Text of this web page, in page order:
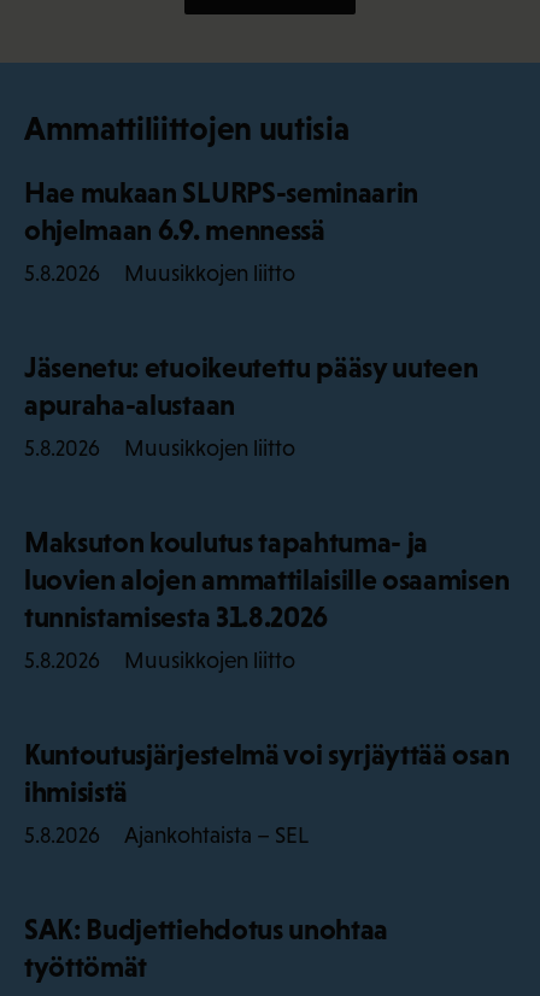
Ammattiliittojen uutisia
Hae mukaan SLURPS-seminaarin
ohjelmaan 6.9. mennessä
5.8.2026 Muusikkojen liitto
Jäsenetu: etuoikeutettu pääsy uuteen
apuraha-alustaan
5.8.2026 Muusikkojen liitto
Maksuton koulutus tapahtuma- ja
luovien alojen ammattilaisille osaamisen
tunnistamisesta 31.8.2026
5.8.2026 Muusikkojen liitto
Kuntoutusjärjestelmä voi syrjäyttää osan
ihmisistä
5.8.2026 Ajankohtaista – SEL
SAK: Budjettiehdotus unohtaa
työttömät